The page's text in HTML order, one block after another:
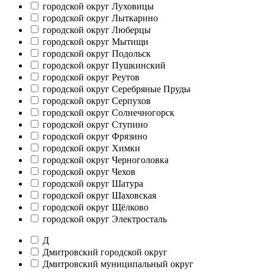
городской округ Луховицы
городской округ Лыткарино
городской округ Люберцы
городской округ Мытищи
городской округ Подольск
городской округ Пушкинский
городской округ Реутов
городской округ Серебряные Пруды
городской округ Серпухов
городской округ Солнечногорск
городской округ Ступино
городской округ Фрязино
городской округ Химки
городской округ Черноголовка
городской округ Чехов
городской округ Шатура
городской округ Шаховская
городской округ Щёлково
городской округ Электросталь
Д
Дмитровский городской округ
Дмитровский муниципальный округ